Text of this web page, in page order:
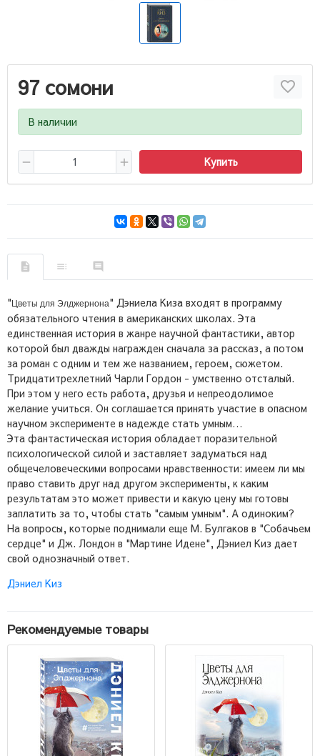
97 сомони
В наличии
Купить
" Цветы для Элджернона" Дэниела Киза входят в программу
обязательного чтения в американских школах. Эта
единственная история в жанре научной фантастики, автор
которой был дважды награжден сначала за рассказ, а потом
за роман с одним и тем же названием, героем, сюжетом.
Тридцатитрехлетний Чарли Гордон - умственно отсталый.
При этом у него есть работа, друзья и непреодолимое
желание учиться. Он соглашается принять участие в опасном
научном эксперименте в надежде стать умным…
Эта фантастическая история обладает поразительной
психологической силой и заставляет задуматься над
общечеловеческими вопросами нравственности: имеем ли мы
право ставить друг над другом эксперименты, к каким
результатам это может привести и какую цену мы готовы
заплатить за то, чтобы стать "самым умным". А одиноким?
На вопросы, которые поднимали еще М. Булгаков в "Собачьем
сердце" и Дж. Лондон в "Мартине Идене", Дэниел Киз дает
свой однозначный ответ.
Дэниел Киз
Рекомендуемые товары